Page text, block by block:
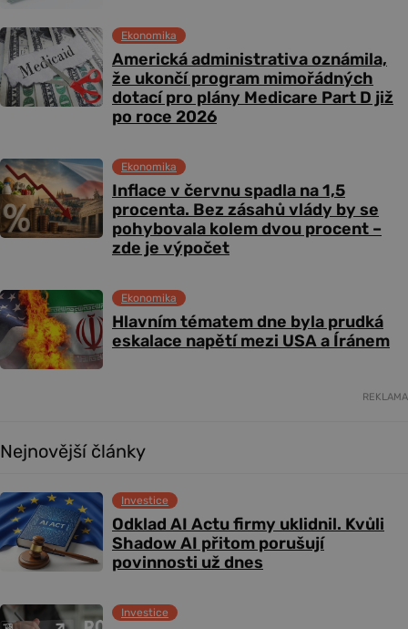
Americká administrativa oznámila,
že ukončí program mimořádných
dotací pro plány Medicare Part D již
po roce 2026
Ekonomika
Inflace v červnu spadla na 1,5
procenta. Bez zásahů vlády by se
pohybovala kolem dvou procent –
zde je výpočet
Ekonomika
Hlavním tématem dne byla prudká
eskalace napětí mezi USA a Íránem
Ekonomika
REKLAMA
Nejnovější články
Odklad AI Actu firmy uklidnil. Kvůli
Shadow AI přitom porušují
povinnosti už dnes
Investice
Investice